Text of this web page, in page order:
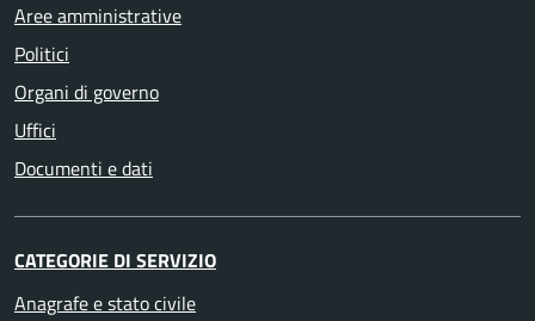
Aree amministrative
Politici
Organi di governo
Uffici
Documenti e dati
CATEGORIE DI SERVIZIO
Anagrafe e stato civile